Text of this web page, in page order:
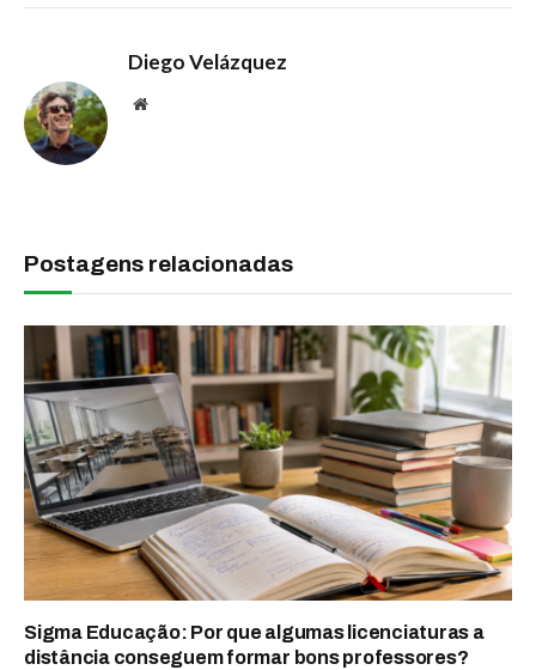
Diego Velázquez
Website
Postagens relacionadas
Sigma Educação: Por que algumas licenciaturas a
distância conseguem formar bons professores?